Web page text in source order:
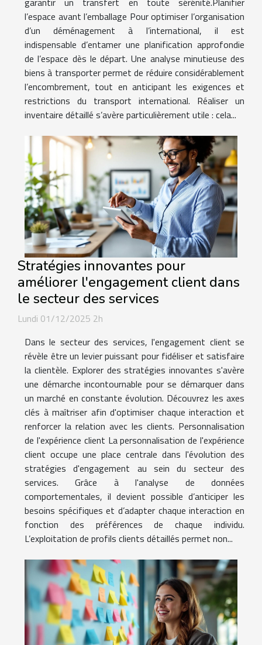
l’espace avant l’emballage Pour optimiser l’organisation
d’un déménagement à l’international, il est
indispensable d’entamer une planification approfondie
de l’espace dès le départ. Une analyse minutieuse des
biens à transporter permet de réduire considérablement
l’encombrement, tout en anticipant les exigences et
restrictions du transport international. Réaliser un
inventaire détaillé s’avère particulièrement utile : cela...
Stratégies innovantes pour
améliorer l'engagement client dans
le secteur des services
Lundi 01/12/2025 2h
Dans le secteur des services, l'engagement client se
révèle être un levier puissant pour fidéliser et satisfaire
la clientèle. Explorer des stratégies innovantes s'avère
une démarche incontournable pour se démarquer dans
un marché en constante évolution. Découvrez les axes
clés à maîtriser afin d'optimiser chaque interaction et
renforcer la relation avec les clients. Personnalisation
de l'expérience client La personnalisation de l'expérience
client occupe une place centrale dans l'évolution des
stratégies d'engagement au sein du secteur des
services. Grâce à l'analyse de données
comportementales, il devient possible d’anticiper les
besoins spécifiques et d’adapter chaque interaction en
fonction des préférences de chaque individu.
L’exploitation de profils clients détaillés permet non...